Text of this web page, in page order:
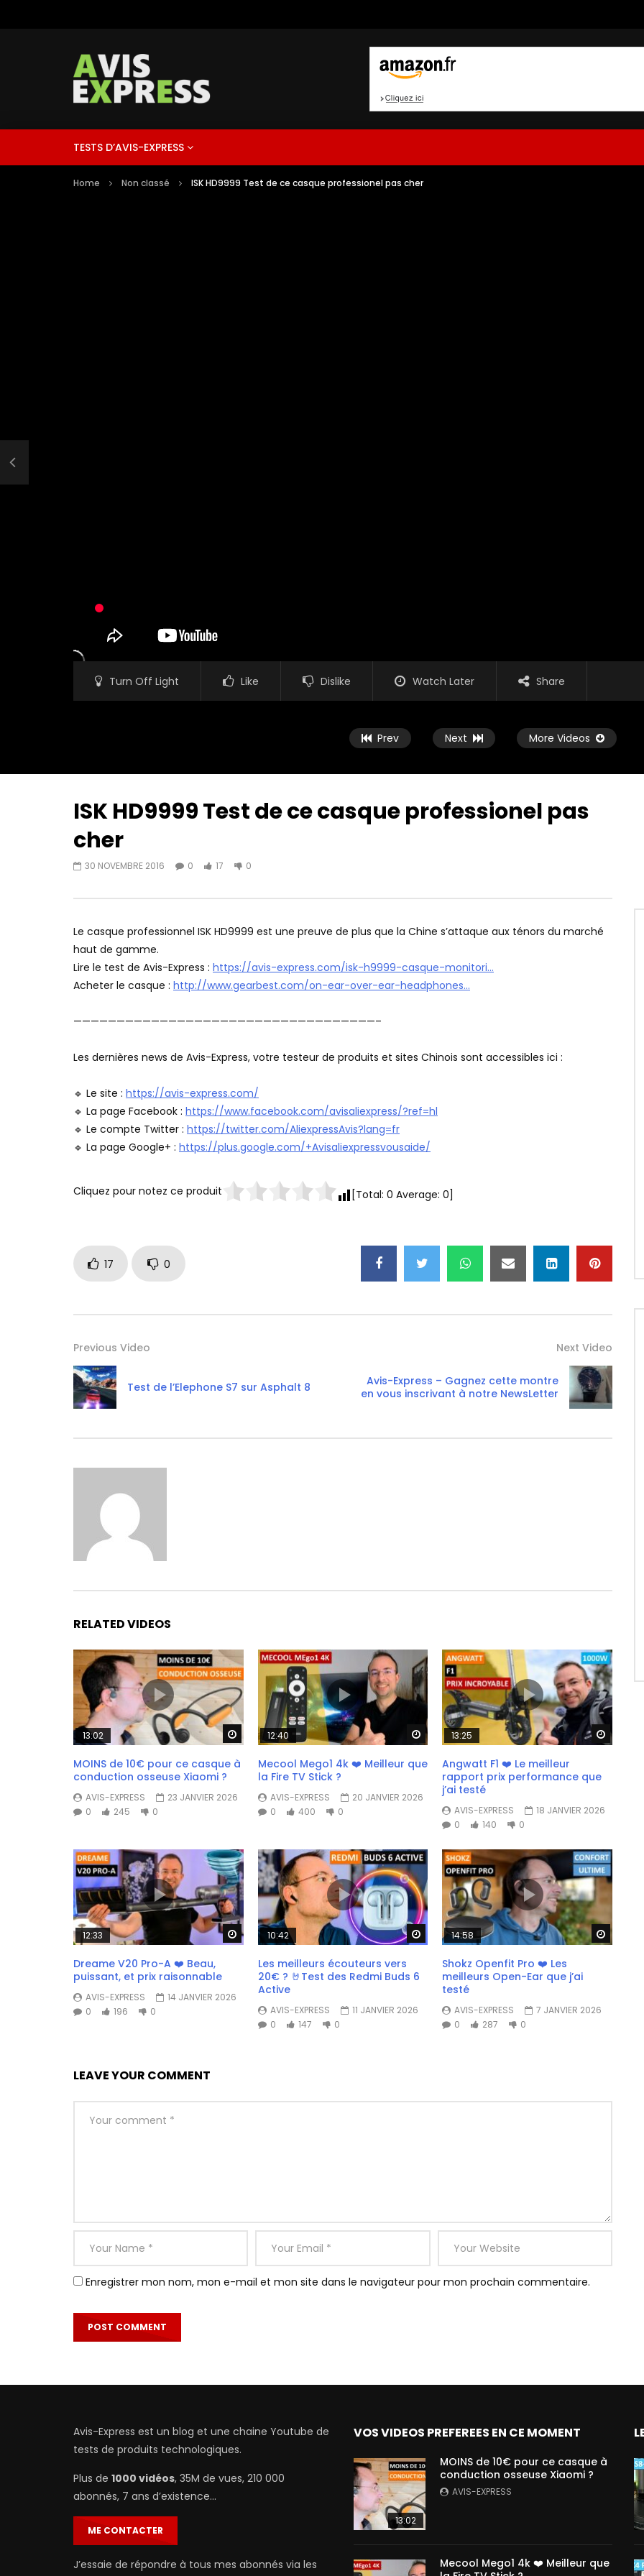
TESTS D’AVIS-EXPRESS
Home Non classé ISK HD9999 Test de ce casque professionel pas cher
Turn Off Light Like Dislike Watch Later Share
Prev Next More Videos
13:02
MOINS de 10€ pour ce casque à
ISK HD9999 Test de ce casque professionel pas
cher
30 NOVEMBRE 2016 0 17 0
Le casque professionnel ISK HD9999 est une preuve de plus que la Chine s’attaque aux ténors du marché
haut de gamme.
Lire le test de Avis-Express : https://avis-express.com/isk-h9999-casque-monitori…
Acheter le casque : http://www.gearbest.com/on-ear-over-ear-headphones…
———————————————————————————————————–
Les dernières news de Avis-Express, votre testeur de produits et sites Chinois sont accessibles ici :
🔹 Le site : https://avis-express.com/
🔹 La page Facebook : https://www.facebook.com/avisaliexpress/?ref=hl
🔹 Le compte Twitter : https://twitter.com/AliexpressAvis?lang=fr
🔹 La page Google+ : https://plus.google.com/+Avisaliexpressvousaide/
Cliquez pour notez ce produit [Total: 0 Average: 0]
17 0
Previous Video
Test de l’Elephone S7 sur Asphalt 8
Next Video
Avis-Express – Gagnez cette montre
en vous inscrivant à notre NewsLetter
RELATED VIDEOS
Watch Later
13:02
MOINS de 10€ pour ce casque à
conduction osseuse Xiaomi ?
AVIS-EXPRESS
23 JANVIER 2026
0
245 0
Watch Later
12:40
Mecool Mego1 4k ❤️ Meilleur que
la Fire TV Stick ?
AVIS-EXPRESS
20 JANVIER 2026
0
400 0
Watch
13:25
Angwatt F1 ❤️ Le meilleur
rapport prix performance que
j’ai testé
AVIS-EXPRESS
18 JANVIER 2026
0
140 0
Watch Later
12:33
Dreame V20 Pro-A ❤️ Beau,
puissant, et prix raisonnable
AVIS-EXPRESS
14 JANVIER 2026
0
196 0
Watch Later
10:42
Les meilleurs écouteurs vers
20€ ? 🤘Test des Redmi Buds 6
Active
AVIS-EXPRESS
11 JANVIER 2026
0
147 0
Watch
14:58
Shokz Openfit Pro ❤️ Les
meilleurs Open-Ear que j’ai
testé
AVIS-EXPRESS
7 JANVIER 2026
0
287 0
LEAVE YOUR COMMENT
Enregistrer mon nom, mon e-mail et mon site dans le navigateur pour mon prochain commentaire.
Avis-Express est un blog et une chaine Youtube de
tests de produits technologiques.
Plus de 1000 vidéos, 35M de vues, 210 000
abonnés, 7 ans d’existence…
ME CONTACTER
J’essaie de répondre à tous mes abonnés via les
VOS VIDEOS PREFEREES EN CE MOMENT
13:02
MOINS de 10€ pour ce casque à
conduction osseuse Xiaomi ?
AVIS-EXPRESS
Mecool Mego1 4k ❤️ Meilleur que